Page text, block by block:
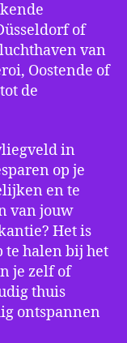
of
van
Oostende of
de
in
op je
en te
van jouw
Het is
te halen bij het
je zelf of
thuis
ontspannen